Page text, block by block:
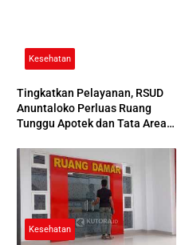
Kesehatan
Tingkatkan Pelayanan, RSUD
Anuntaloko Perluas Ruang
Tunggu Apotek dan Tata Area
Kesehatan